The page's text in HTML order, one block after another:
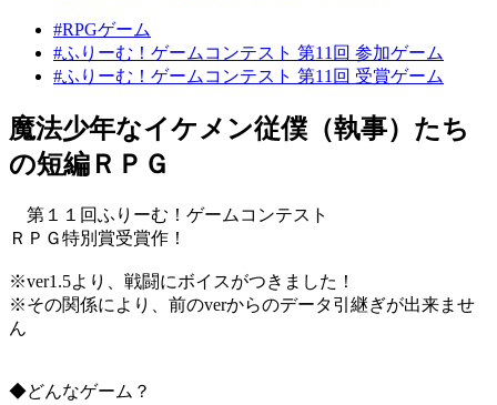
#RPGゲーム
#ふりーむ！ゲームコンテスト 第11回 参加ゲーム
#ふりーむ！ゲームコンテスト 第11回 受賞ゲーム
魔法少年なイケメン従僕（執事）たち
の短編ＲＰＧ
第１１回ふりーむ！ゲームコンテスト
ＲＰＧ特別賞受賞作！
※ver1.5より、戦闘にボイスがつきました！
※その関係により、前のverからのデータ引継ぎが出来ませ
ん
◆どんなゲーム？